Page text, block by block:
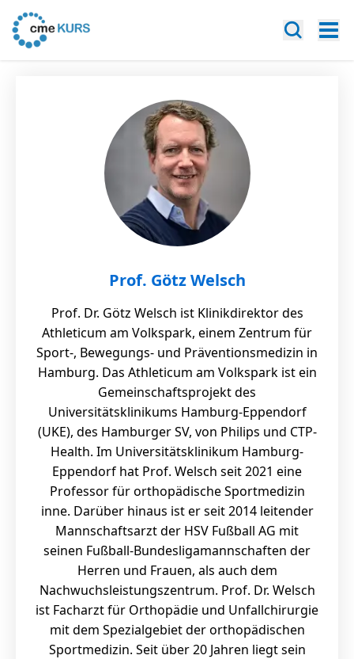
Prof. Götz Welsch
Prof. Dr. Götz Welsch ist Klinikdirektor des
Athleticum am Volkspark, einem Zentrum für
Sport-, Bewegungs- und Präventionsmedizin in
Hamburg. Das Athleticum am Volkspark ist ein
Gemeinschaftsprojekt des
Universitätsklinikums Hamburg-Eppendorf
(UKE), des Hamburger SV, von Philips und CTP-
Health. Im Universitätsklinikum Hamburg-
Eppendorf hat Prof. Welsch seit 2021 eine
Professor für orthopädische Sportmedizin
inne. Darüber hinaus ist er seit 2014 leitender
Mannschaftsarzt der HSV Fußball AG mit
seinen Fußball-Bundesligamannschaften der
Herren und Frauen, als auch dem
Nachwuchsleistungszentrum. Prof. Dr. Welsch
ist Facharzt für Orthopädie und Unfallchirurgie
mit dem Spezialgebiet der orthopädischen
Sportmedizin. Seit über 20 Jahren liegt sein